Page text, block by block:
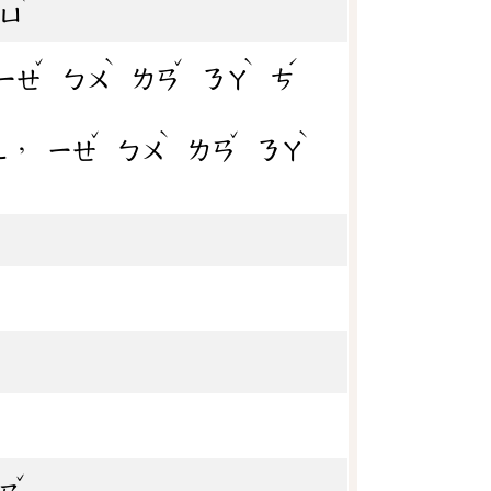
ㄝ
ˇ
ㄅㄨ
ˋ
ㄌㄢ
ˇ
ㄋㄚ
ˋ
ㄘ
ˊ
， ㄧㄝ
ˇ
ㄅㄨ
ˋ
ㄌㄢ
ˇ
ㄋㄚ
ˋ
ˇ